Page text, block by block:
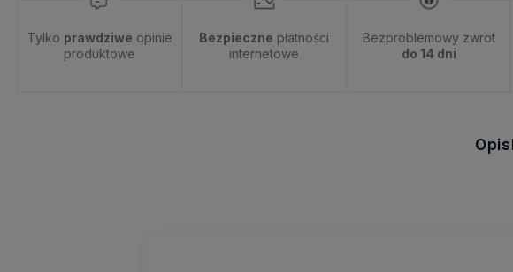
Tylko prawdziwe opinie
produktowe
Bezpieczne płatności
internetowe
Bezproblemowy zwrot
do 14 dni
Opis